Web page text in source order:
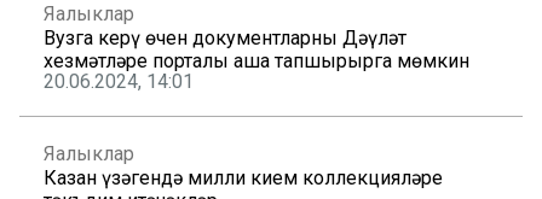
Яңалыклар
Вузга керү өчен документларны Дәүләт
хезмәтләре порталы аша тапшырырга мөмкин
20.06.2024, 14:01
Яңалыклар
Казан үзәгендә милли кием коллекцияләре